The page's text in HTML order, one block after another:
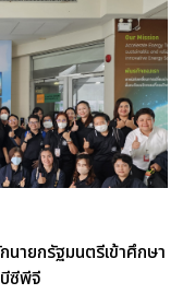
นายกรัฐมนตรีเข้าศึกษา
ซีพีจี